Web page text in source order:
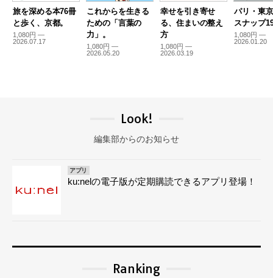
旅を深める本76冊
と歩く、京都。
1,080円 —
2026.07.17
これからを生きる
ための「言葉の
力」。
1,080円 —
2026.05.20
幸せを引き寄せ
る、住まいの整え
方
1,080円 —
2026.03.19
パリ・東
スナップ
1,080円 —
2026.01.20
Look!
編集部からのお知らせ
アプリ
ku:nelの電子版が定期購読できるアプリ登場！
Ranking